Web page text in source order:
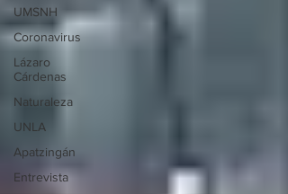
UMSNH
Coronavirus
Lázaro
Cárdenas
Naturaleza
UNLA
Apatzingán
Entrevista